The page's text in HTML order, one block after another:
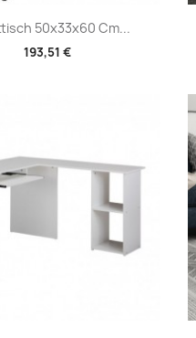
50x33x60 Cm...
193,51 €
Vorschau